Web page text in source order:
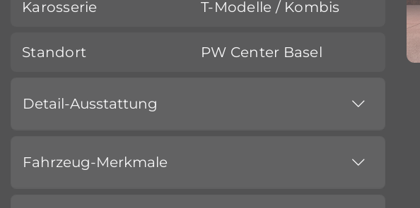
Karosserie T-Modelle / Kombis
Standort PW Center Basel
Detail-Ausstattung
Fahrzeug-Merkmale